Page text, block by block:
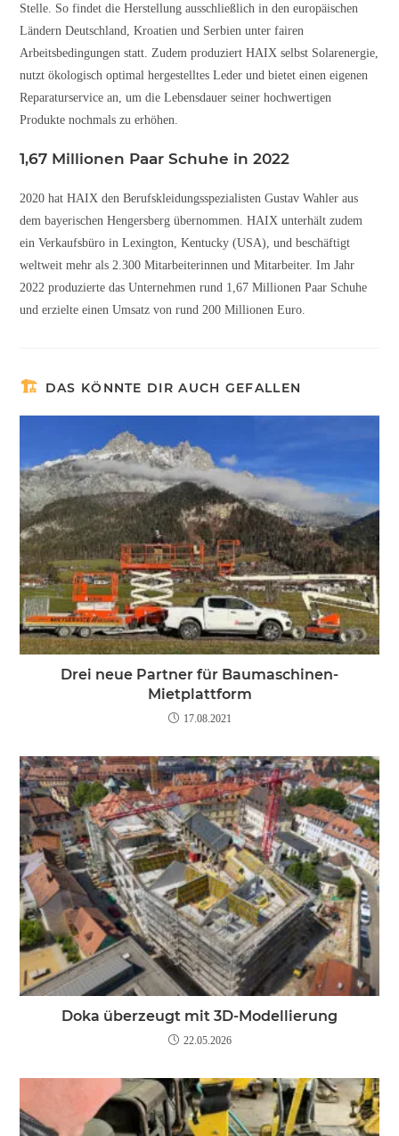
Stelle. So findet die Herstellung ausschließlich in den europäischen
Ländern Deutschland, Kroatien und Serbien unter fairen
Arbeitsbedingungen statt. Zudem produziert HAIX selbst Solarenergie,
nutzt ökologisch optimal hergestelltes Leder und bietet einen eigenen
Reparaturservice an, um die Lebensdauer seiner hochwertigen
Produkte nochmals zu erhöhen.
1,67 Millionen Paar Schuhe in 2022
2020 hat HAIX den Berufskleidungsspezialisten Gustav Wahler aus
dem bayerischen Hengersberg übernommen. HAIX unterhält zudem
ein Verkaufsbüro in Lexington, Kentucky (USA), und beschäftigt
weltweit mehr als 2.300 Mitarbeiterinnen und Mitarbeiter. Im Jahr
2022 produzierte das Unternehmen rund 1,67 Millionen Paar Schuhe
und erzielte einen Umsatz von rund 200 Millionen Euro.
DAS KÖNNTE DIR AUCH GEFALLEN
Drei neue Partner für Baumaschinen-
Mietplattform
17.08.2021
Doka überzeugt mit 3D-Modellierung
22.05.2026